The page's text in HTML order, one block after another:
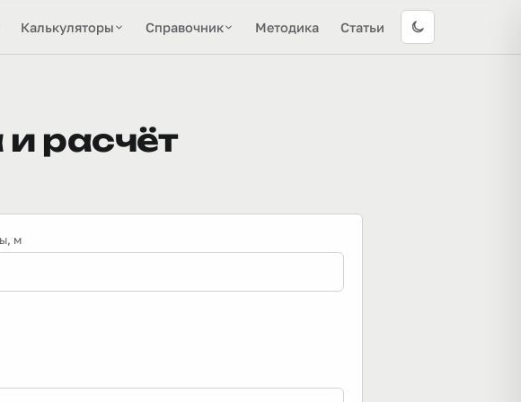
Калькуляторы Справочник Методика Статьи
расчёт
, м